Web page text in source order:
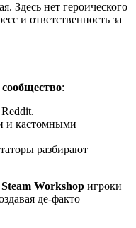
Здесь нет героического
и ответственность за
сообщество:
и кастомными
разбирают
Steam Workshop игроки
де-факто